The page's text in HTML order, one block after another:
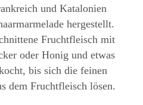
und Katalonien
hergestellt.
Fruchtfleisch mit
oder Honig und etwas
bis sich die feinen
dem Fruchtfleisch lösen.